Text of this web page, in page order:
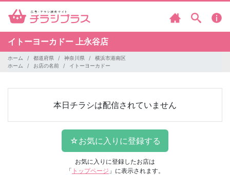
イトーヨーカドー 上永谷店
ホーム 都道府県 神奈川県
横浜市港南区
ホーム
お店の名前 イトーヨーカドー
本日チラシは配信されていません
お気に入りに登録したお店は
「 トップページ 」に表示されます。